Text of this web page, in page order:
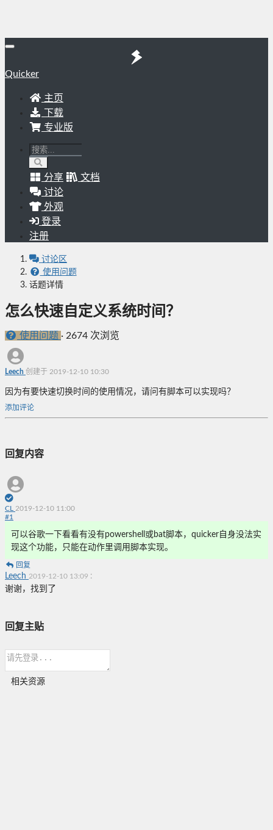
Quicker
主页
下载
专业版
分享
文档
讨论
外观
登录
注册
讨论区
使用问题
话题详情
怎么快速自定义系统时间？
使用问题 · 2674 次浏览
Leech 创建于 2019-12-10 10:30
因为有要快速切换时间的使用情况，请问有脚本可以实现吗？
添加评论
回复内容
CL 2019-12-10 11:00
#1
可以谷歌一下看看有没有powershell或bat脚本，quicker自身没法实
现这个功能，只能在动作里调用脚本实现。
回复
Leech 2019-12-10 13:09 :
谢谢，找到了
回复主贴
相关资源